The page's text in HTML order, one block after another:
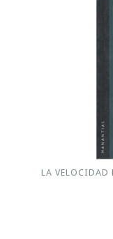
LA VELOCIDAD